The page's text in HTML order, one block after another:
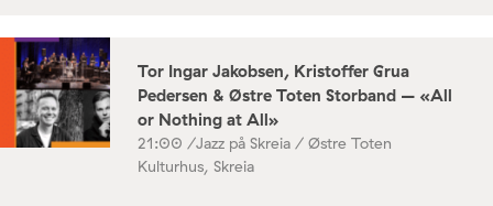
Tor Ingar Jakobsen, Kristoffer Grua
Pedersen & Østre Toten Storband – «All
or Nothing at All»
21:00 /Jazz på Skreia / Østre Toten
Kulturhus, Skreia